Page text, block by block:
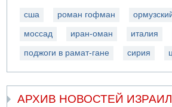
сша роман гофман
моссад иран-оман италия
поджоги в рамат-гане сирия
АРХИВ НОВОСТЕЙ